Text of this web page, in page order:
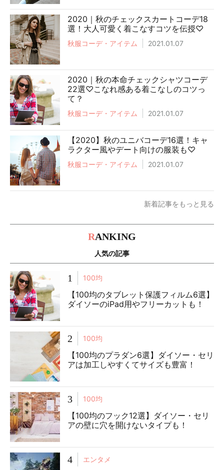
2020｜秋のチェックスカートコーデ18
選！大人可愛く着こなすコツを伝授♡
秋服コーデ・アイテム 2021.01.07
2020｜秋の本命チェックシャツコーデ
22選♡こなれ感ある着こなしのコツっ
て？
秋服コーデ・アイテム 2021.01.07
【2020】秋のユニバコーデ16選！キャ
ラクター風やデート向けの服装も♡
秋服コーデ・アイテム 2021.01.07
新着記事をもっと見る
RANKING
人気の記事
1 100均
【100均のタブレット保護フィルム6選】
ダイソーのiPad用やフリーカットも！
2 100均
【100均のプラダン6選】ダイソー・セリ
アは加工しやすくてサイズも豊富！
3 100均
【100均のフック12選】ダイソー・セリ
アの壁に穴を開けないタイプも！
4 エンタメ